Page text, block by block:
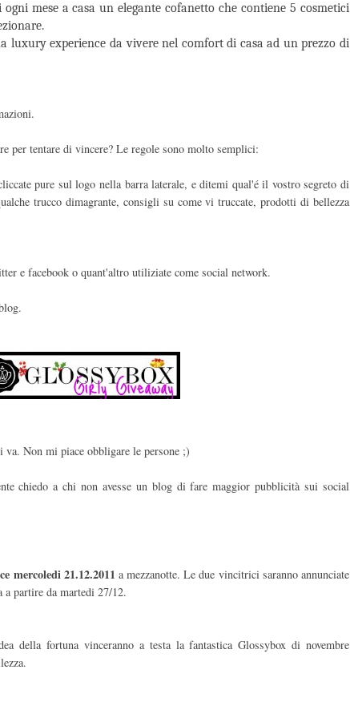
mese a casa un elegante cofanetto che contiene 5 cosmetici
luxury experience da vivere nel comfort di casa ad un prezzo di
per tentare di vincere? Le regole sono molto semplici:
pure sul logo nella barra laterale, e ditemi qual'é il vostro segreto di
trucco dimagrante, consigli su come vi truccate, prodotti di bellezza
e facebook o quant'altro utiliziate come social network.
Non mi piace obbligare le persone ;)
chiedo a chi non avesse un blog di fare maggior pubblicità sui social
mercoledi 21.12.2011 a mezzanotte. Le due vincitrici saranno annunciate
partire da martedi 27/12.
della fortuna vinceranno a testa la fantastica Glossybox di novembre